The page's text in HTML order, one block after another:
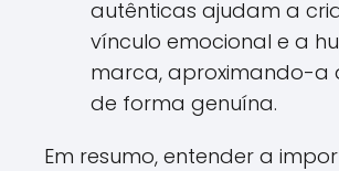
autênticas ajudam a
vínculo emocional e a
marca, aproximando-a
de forma genuína.
Em resumo, entender a